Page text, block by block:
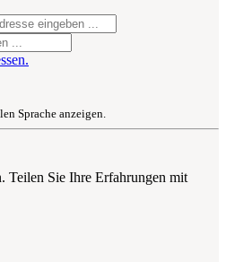
Sprache anzeigen.
Teilen Sie Ihre Erfahrungen mit